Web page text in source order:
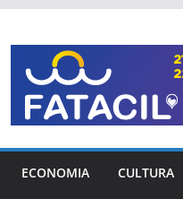
ECONOMIA CULTURA